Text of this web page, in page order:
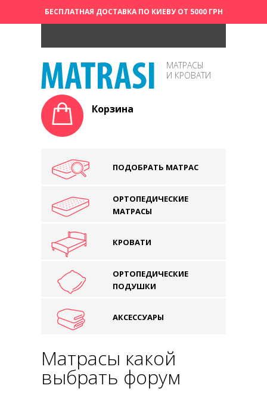
БЕСПЛАТНАЯ ДОСТАВКА ПО КИЕВУ ОТ 5000 ГРН
МАТРАСЫ
И КРОВАТИ
Корзина
ПОДОБРАТЬ МАТРАС
ОРТОПЕДИЧЕСКИЕ
МАТРАСЫ
КРОВАТИ
ОРТОПЕДИЧЕСКИЕ
ПОДУШКИ
АКСЕССУАРЫ
Матрасы какой
выбрать форум